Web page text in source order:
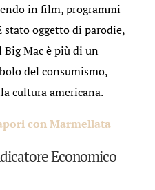
in film, programmi
oggetto di parodie,
Mac è più di un
del consumismo,
cultura americana.
con Marmellata
Economico